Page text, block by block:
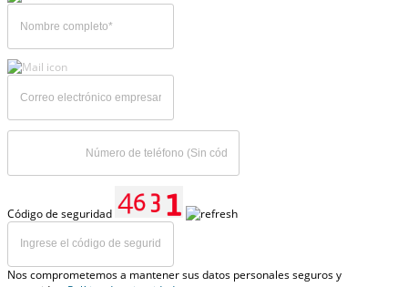
Código de seguridad
Nos comprometemos a mantener sus datos personales seguros y